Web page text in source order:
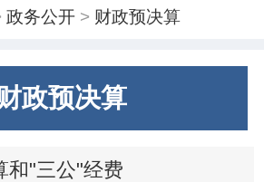
政务公开 > 财政预决算
政预决算
和"三公"经费